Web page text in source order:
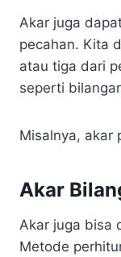
Akar juga
pecahan. Kita
atau tiga dari
seperti
Misalnya, akar
Akar
Akar juga bisa
Metode